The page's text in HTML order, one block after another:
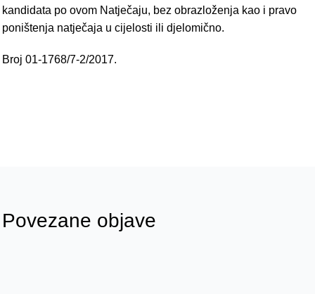
kandidata po ovom Natječaju, bez obrazloženja kao i pravo
poništenja natječaja u cijelosti ili djelomično.
Broj 01-1768/7-2/2017.
Povezane objave